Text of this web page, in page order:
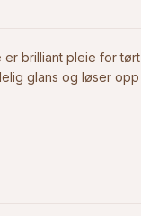
er brilliant pleie for
glans og løser